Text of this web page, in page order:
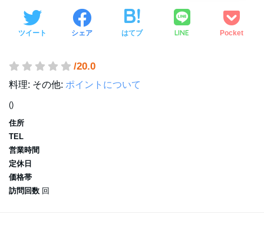
ツイート シェア はてブ LINE Pocket
/20.0
料理: その他: ポイントについて
()
住所
TEL
営業時間
定休日
価格帯
訪問回数 回